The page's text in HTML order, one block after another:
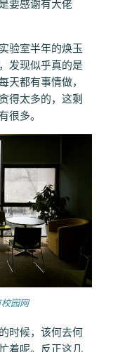
要感谢有大佬
验室半年的焕玉
发现似乎真的是
天都有事情做，
得太多的，这剩
很多。
园网
时候，该何去何
着呢。反正这几